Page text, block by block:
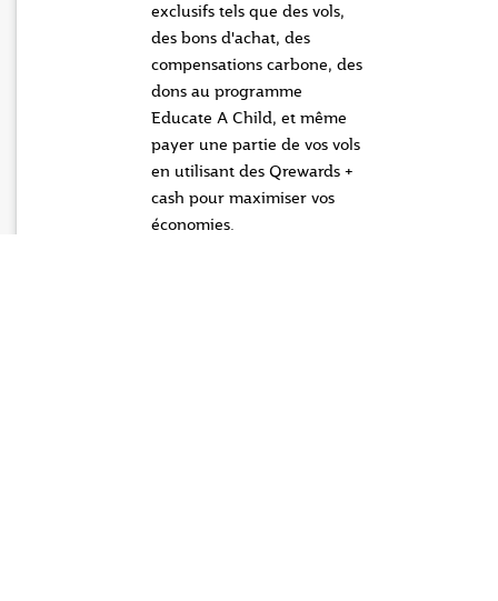
exclusifs tels que des vols,
des bons d'achat, des
compensations carbone, des
dons au programme
Educate A Child, et même
payer une partie de vos vols
en utilisant des Qrewards +
cash pour maximiser vos
économies.